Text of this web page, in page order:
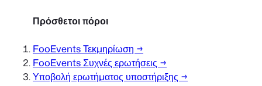
Πρόσθετοι πόροι
FooEvents Τεκμηρίωση →
FooEvents Συχνές ερωτήσεις →
Υποβολή ερωτήματος υποστήριξης →